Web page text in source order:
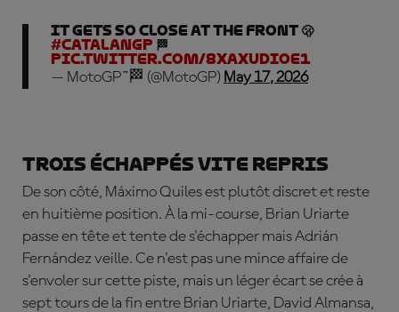
It gets SO close at the front 🫢
#CatalanGP 🏁
pic.twitter.com/8xaXuDIOE1
— MotoGP™🏁 (@MotoGP) May 17, 2026
Trois échappés vite repris
De son côté, Máximo Quiles est plutôt discret et reste
en huitième position. À la mi-course, Brian Uriarte
passe en tête et tente de s'échapper mais Adrián
Fernández veille. Ce n'est pas une mince affaire de
s'envoler sur cette piste, mais un léger écart se crée à
sept tours de la fin entre Brian Uriarte, David Almansa,